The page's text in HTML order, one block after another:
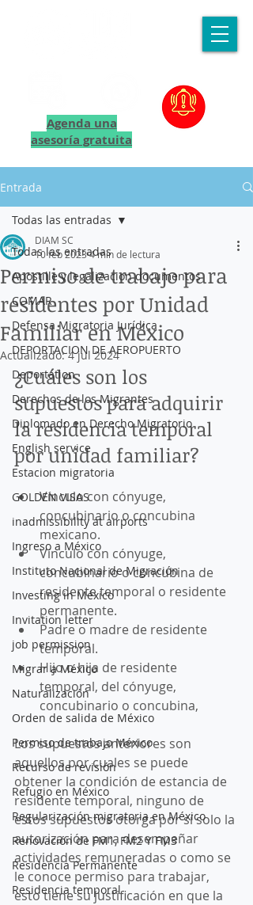
Agenda una
asesoría gratuita
Entrada
Todas las entradas
Apostille y legalizacion documentos
COMAR
Defensa Migratoria Jurídica
DEPORTACION DE AEROPUERTO
Deportation
Derechos de los Migrantes
Diplomado en Derecho Migratorio
English service
Estacion migratoria
GOLDEN VISAS
inadmissibility at airports
Ingreso a México
Instituto Nacional de Migración
Investing in México
Invitation letter
job permission
Migrar a México
Naturalización
Orden de salida de México
Permiso de trabajo México
Recurso de revisión
Refugio en México
Regularización migratoria en México
Renovación de FM1, FM2 Y FM3
Residencia Permanente
Residencia temporal
Todas las entradas
Permiso de trabajo para
residentes por Unidad
Familiar en México
DIAM SC
10 feb 20234 min de lectura
Actualizado:4 jul 2024
¿Cuáles son los
supuestos para adquirir
la residencia temporal
por unidad familiar?
Vínculo con cónyuge,
concubinario o concubina
mexicano.
Vínculo con cónyuge,
concubinario o concubina de
residente temporal o residente
permanente.
Padre o madre de residente
temporal.
Hijo o hija de residente
temporal, del cónyuge,
concubinario o concubina,
Los supuestos anteriores son
aquellos por cuales se puede
obtener la condición de estancia de
residente temporal, ninguno de
estos supuestos otorga por sí solo la
autorización para desempeñar
actividades remuneradas o como se
le conoce permiso para trabajar,
esto tiene su justificación en que la